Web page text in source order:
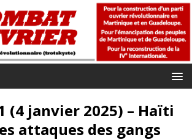
(4 janvier 2025) – Haïti
attaques des gangs